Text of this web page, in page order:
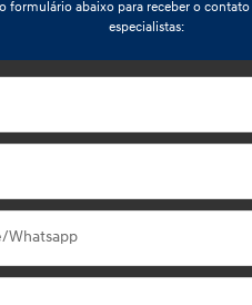
formulário abaixo para receber o
especialistas: